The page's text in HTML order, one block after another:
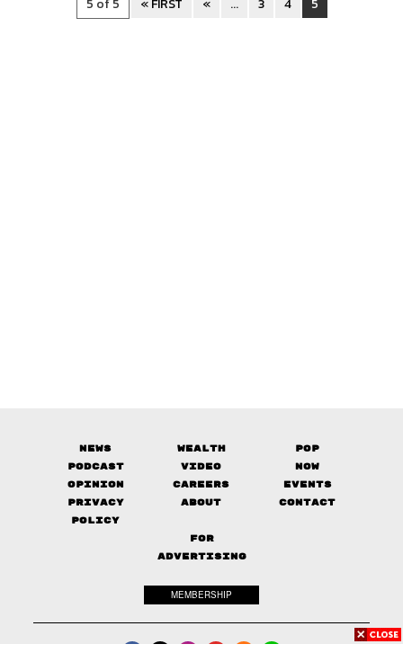
5 of 5 « FIRST « ... 3 4 5
News Wealth
Pop
Podcast
Video
Now
Opinion
Careers
Events
Privacy
Policy
About Contact
FOR
ADVERTISING
MEMBERSHIP